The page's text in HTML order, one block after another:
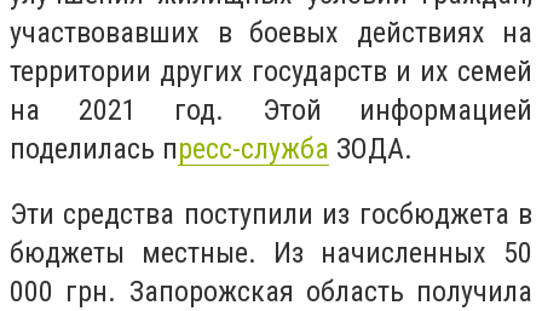
участвовавших в боевых действиях на
территории других государств и их семей
на 2021 год. Этой информацией
поделилась пресс-служба ЗОДА.
Эти средства поступили из госбюджета в
бюджеты местные. Из начисленных 50
000 грн. Запорожская область получила